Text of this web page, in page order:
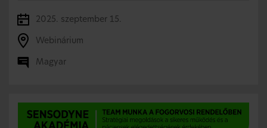
2025. szeptember 15.
Webinárium
Magyar